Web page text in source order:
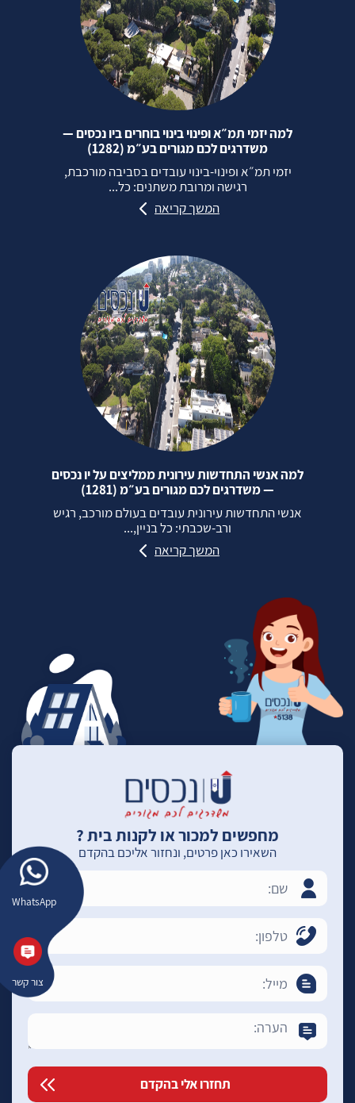
WhatsApp
צור קשר
למה יזמי תמ״א ופינוי בינוי בוחרים ביו נכסים —
משדרגים לכם מגורים בע״מ (1282)
יזמי תמ״א ופינוי‑בינוי עובדים בסביבה מורכבת,
רגישה ומרובת משתנים: כל...
המשך קריאה
למה אנשי התחדשות עירונית ממליצים על יו נכסים
— משדרגים לכם מגורים בע״מ (1281)
אנשי התחדשות עירונית עובדים בעולם מורכב, רגיש
ורב‑שכבתי: כל בניין,...
המשך קריאה
מחפשים למכור או לקנות בית ?
השאירו כאן פרטים, ונחזור אליכם בהקדם